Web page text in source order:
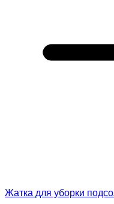
Жатка для уборки